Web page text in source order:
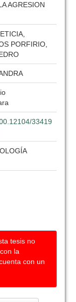
AGRESION
PORFIRIO,
33419
tesis no
la
con un